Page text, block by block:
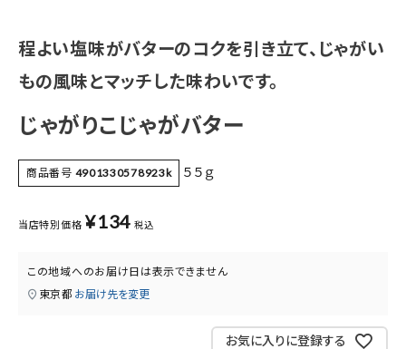
食品
プライバシーポリシー
特定商取引法について
程よい塩味がバターのコクを引き立て、じゃがい
もの風味とマッチした味わいです。
じゃがりこじゃがバター
商品番号 4901330578923k ５５ｇ
当店特別価格 ¥134 税込
この地域へのお届け日は表示できません
東京都 お届け先を変更
お気に入りに登録する